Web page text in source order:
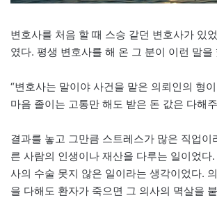
변호사를 처음 할 때 스승 같던 변호사가 있
였다. 평생 변호사를 해 온 그 분이 이런 말을
“변호사는 말이야 사건을 맡은 의뢰인의 형
마음 졸이는 고통만 해도 받은 돈 값은 다해
결과를 놓고 그만큼 스트레스가 많은 직업이
른 사람의 인생이나 재산을 다루는 일이었다
사의 수술 못지 않은 일이라는 생각이었다.
을 다해도 환자가 죽으면 그 의사의 멱살을